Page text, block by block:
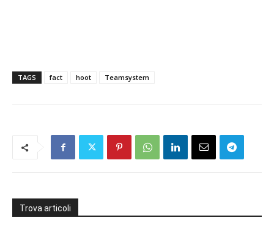
TAGS fact hoot Teamsystem
Trova articoli